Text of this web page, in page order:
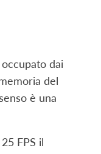
dai
del
è una
FPS il